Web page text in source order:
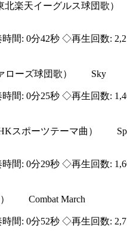
北楽天イーグルス球団歌
間: 0分42秒 ◇再生回数:
ァローズ球団歌） Sky
間: 0分25秒 ◇再生回数:
スポーツテーマ曲）
間: 0分29秒 ◇再生回数:
） Combat March
間: 0分52秒 ◇再生回数: